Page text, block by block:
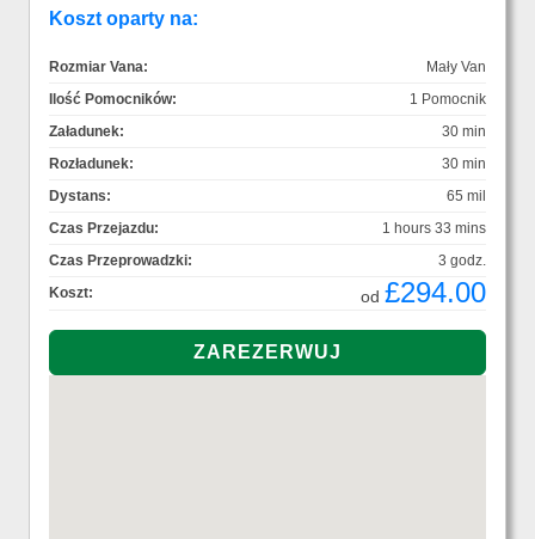
Koszt oparty na:
Rozmiar Vana:
Mały Van
Ilość Pomocników:
1 Pomocnik
Załadunek:
30 min
Rozładunek:
30 min
Dystans:
65 mil
Czas Przejazdu:
1 hours 33 mins
Czas Przeprowadzki:
3 godz.
Koszt:
od £294.00